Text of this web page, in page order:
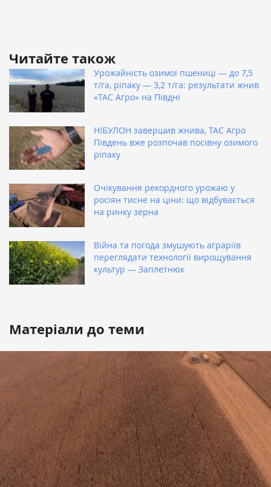
Читайте також
Урожайність озимої пшениці — до 7,5
т/га, ріпаку — 3,2 т/га: результати жнив
«ТАС Агро» на Півдні
НІБУЛОН завершив жнива, ТАС Агро
Південь вже розпочав посівну озимого
ріпаку
Очікування рекордного урожаю у
росіян тисне на ціни: що відбувається
на ринку зерна
Війна та погода змушують аграріїв
переглядати технології вирощування
культур — Заплетнюк
Матеріали до теми